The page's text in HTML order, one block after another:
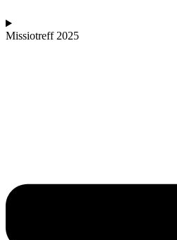
Missiotreff 2025